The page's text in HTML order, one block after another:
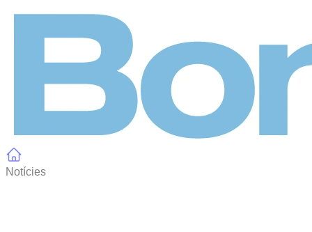
Notícies